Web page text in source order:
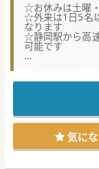
☆お休みは土曜
☆外来は1日5名
なります
☆静岡駅から高
可能です
【土日は家族の
を使うなど、い
静岡県は温暖で
もお勧めの地域
#秋入職可気に